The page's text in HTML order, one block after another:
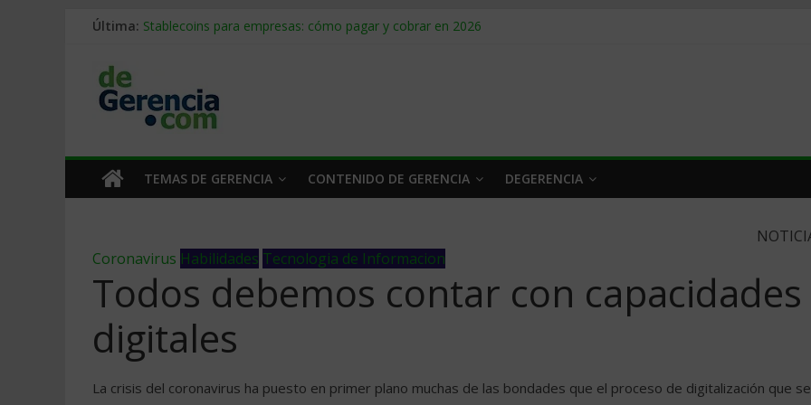
Última: Stablecoins para empresas: cómo pagar y cobrar en 2026
Trabajo forzoso en la cadena de suministro: qué hacer
Mercado hispano de EE. UU.: cómo segmentarlo y venderle
TEMAS DE GERENCIA CONTENIDO DE GERENCIA DEGERENCIA
Coronavirus Habilidades Tecnologia de Informacion
Todos debemos contar con capacidades
digitales
La crisis del coronavirus ha puesto en primer plano muchas de las bondades que el proceso de digitalización que se